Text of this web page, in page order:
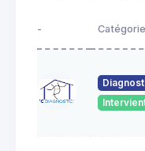
- Catégorie